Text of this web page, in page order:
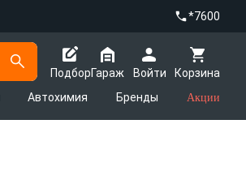
*7600
Подбор
Корзина
Гараж
Войти
Автохимия Бренды Акции